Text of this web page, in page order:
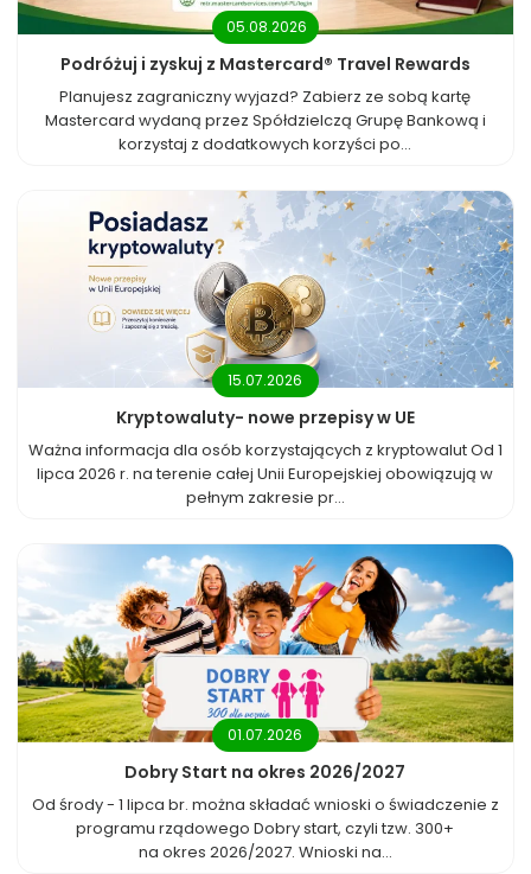
05.08.2026
Podróżuj i zyskuj z Mastercard® Travel Rewards
Planujesz zagraniczny wyjazd? Zabierz ze sobą kartę
Mastercard wydaną przez Spółdzielczą Grupę Bankową i
korzystaj z dodatkowych korzyści po...
15.07.2026
Kryptowaluty- nowe przepisy w UE
Ważna informacja dla osób korzystających z kryptowalut Od 1
lipca 2026 r. na terenie całej Unii Europejskiej obowiązują w
pełnym zakresie pr...
01.07.2026
Dobry Start na okres 2026/2027
Od środy - 1 lipca br. można składać wnioski o świadczenie z
programu rządowego Dobry start, czyli tzw. 300+
na okres 2026/2027. Wnioski na...